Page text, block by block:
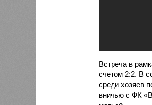
Встреча в
счетом 2:2. В
среди хозяев
вничью с ФК